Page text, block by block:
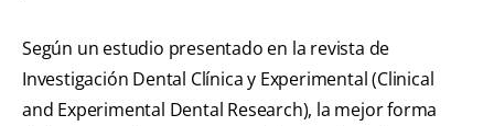
Según un estudio presentado en la revista de
Investigación Dental Clínica y Experimental ( Clinical
and Experimental Dental Research ), la mejor forma